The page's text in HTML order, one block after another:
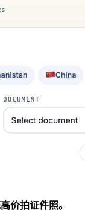
价拍证件照。